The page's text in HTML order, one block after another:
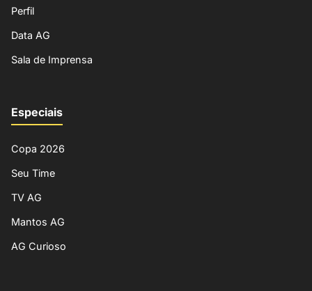
Perfil
Data AG
Sala de Imprensa
Especiais
Copa 2026
Seu Time
TV AG
Mantos AG
AG Curioso